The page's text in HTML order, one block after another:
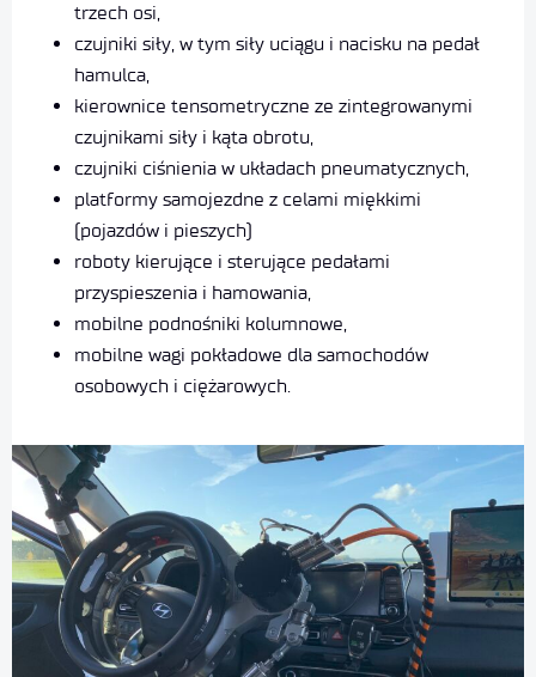
trzech osi,
czujniki siły, w tym siły uciągu i nacisku na pedał
hamulca,
kierownice tensometryczne ze zintegrowanymi
czujnikami siły i kąta obrotu,
czujniki ciśnienia w układach pneumatycznych,
platformy samojezdne z celami miękkimi
(pojazdów i pieszych)
roboty kierujące i sterujące pedałami
przyspieszenia i hamowania,
mobilne podnośniki kolumnowe,
mobilne wagi pokładowe dla samochodów
osobowych i ciężarowych.